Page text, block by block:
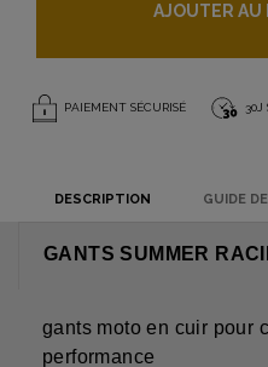
AJOUTER AU
PAIEMENT SÉCURISÉ 30J
DESCRIPTION GUIDE
GANTS SUMMER
gants moto en cuir pour
performance